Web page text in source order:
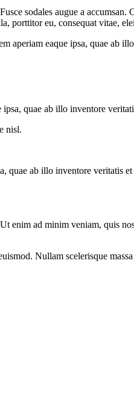
sodales augue a
porttitor eu, consequat vitae,
aperiam eaque ipsa, quae ab
quae ab illo inventore
nisl.
ab illo inventore veritatis
enim ad minim veniam, quis
Nullam scelerisque